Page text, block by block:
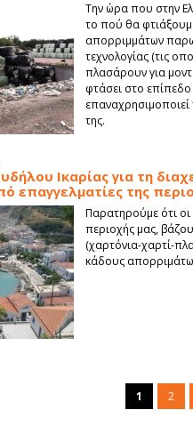
Την ώρα που στην
το πού θα
απορριμμάτων
τεχνολογίας (τις
πλασάρουν για
φτάσει στο
της.
Ικαρίας για τη
επαγγελματίες της
Παρατηρούμε ότι οι
περιοχής μας,
(χαρτόνια-χαρτί-
κάδους
1 2